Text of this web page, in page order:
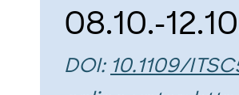
08.10.-
DOI: 10.1109/